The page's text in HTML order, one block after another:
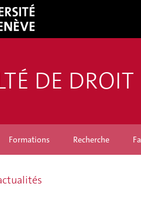
DE DROIT
Formations Recherche